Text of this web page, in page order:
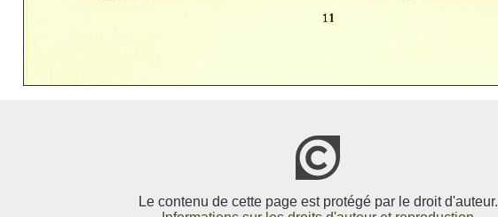
Le contenu de cette page est protégé par le droit d'auteur.